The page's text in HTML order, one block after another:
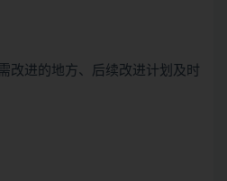
改进的地方、后续改进计划及时